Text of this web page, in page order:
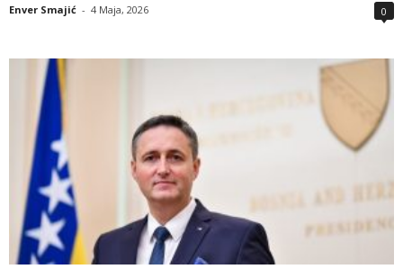
Enver Smajić - 4 Maja, 2026 0